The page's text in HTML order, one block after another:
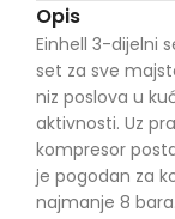
Opis
Einhell 3-dijelni
set za sve
niz poslova u
aktivnosti. Uz
kompresor
je pogodan za
najmanje 8 bara.